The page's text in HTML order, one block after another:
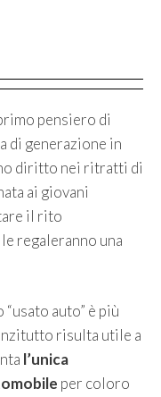
pensiero di
di generazione in
diritto nei ritratti di
ai giovani
il rito
regaleranno una
auto” è più
risulta utile a
l’unica
per coloro